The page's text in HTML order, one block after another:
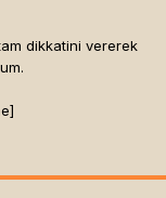
dikkatini vererek